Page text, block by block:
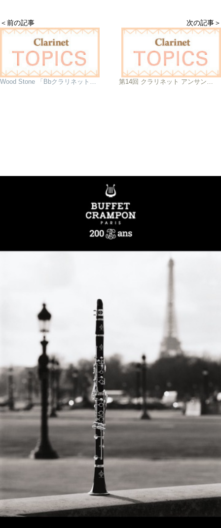
＜前の記事
Wood Stone 「BbクラリネットリードPremium Classic」
次の記事＞
第14回 クラリネット アンサンブル コンクール